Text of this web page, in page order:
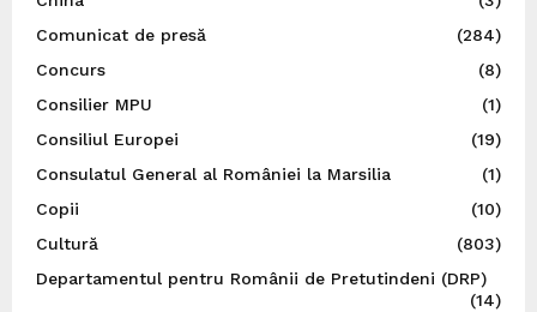
Comunicat de presă
(284)
Concurs
(8)
Consilier MPU
(1)
Consiliul Europei
(19)
Consulatul General al României la Marsilia
(1)
Copii
(10)
Cultură
(803)
Departamentul pentru Românii de Pretutindeni (DRP)
(14)